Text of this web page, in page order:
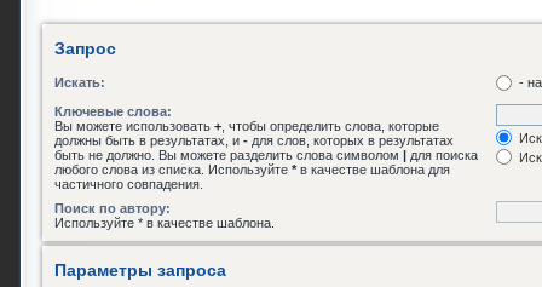
Запрос
Искать: -
Ключевые слова:
Вы можете использовать + , чтобы определить слова, которые
должны быть в результатах, и - для слов, которых в результатах
быть не должно. Вы можете разделить слова символом | для поиска
любого слова из списка. Используйте * в качестве шаблона для
частичного совпадения.
Поиск по автору:
Используйте * в качестве шаблона.
Параметры запроса